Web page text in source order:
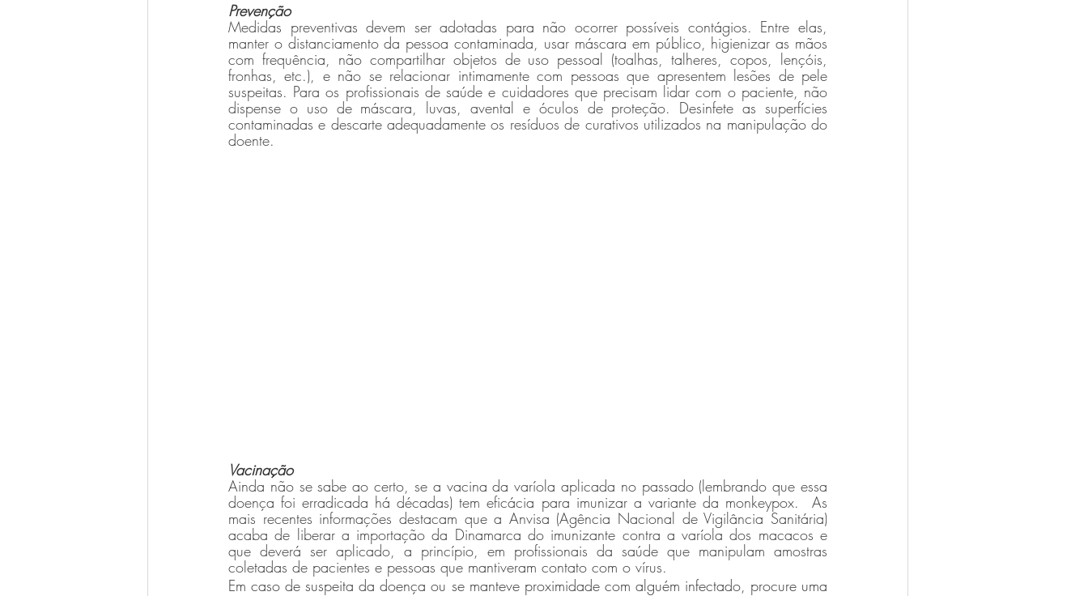
Prevenção
Medidas preventivas devem ser adotadas para não ocorrer possíveis contágios. Entre elas,
manter o distanciamento da pessoa contaminada, usar máscara em público, higienizar as mãos
com frequência, não compartilhar objetos de uso pessoal (toalhas, talheres, copos, lençóis,
fronhas, etc.), e não se relacionar intimamente com pessoas que apresentem lesões de pele
suspeitas. Para os profissionais de saúde e cuidadores que precisam lidar com o paciente, não
dispense o uso de máscara, luvas, avental e óculos de proteção. Desinfete as superfícies
contaminadas e descarte adequadamente os resíduos de curativos utilizados na manipulação do
doente.
Vacinação
Ainda não se sabe ao certo, se a vacina da varíola aplicada no passado (lembrando que essa
doença foi erradicada há décadas) tem eficácia para imunizar a variante da monkeypox.  As
mais recentes informações destacam que a Anvisa (Agência Nacional de Vigilância Sanitária)
acaba de liberar a importação da Dinamarca do imunizante contra a varíola dos macacos e
que deverá ser aplicado, a princípio, em profissionais da saúde que manipulam amostras
coletadas de pacientes e pessoas que mantiveram contato com o vírus.
Em caso de suspeita da doença ou se manteve proximidade com alguém infectado, procure uma